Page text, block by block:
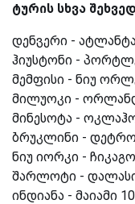
ტურის სხვა
დენვერი -
ჰიუსტონი -
მემფისი - ნიუ
მილუოკი -
მინესოტა -
ბრუკლინი -
ნიუ იორკი -
შარლოტი - დალასი
ინდიანა - მაიამი